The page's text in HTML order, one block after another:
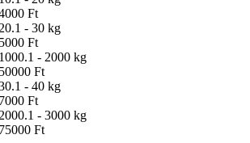
Ft
- 30 kg
Ft
- 2000 kg
Ft
- 40 kg
Ft
- 3000 kg
Ft